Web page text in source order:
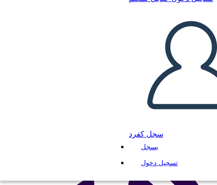
سجل كفرد
يسجل
تسجيل دخول
Red Fern: Diagramma di